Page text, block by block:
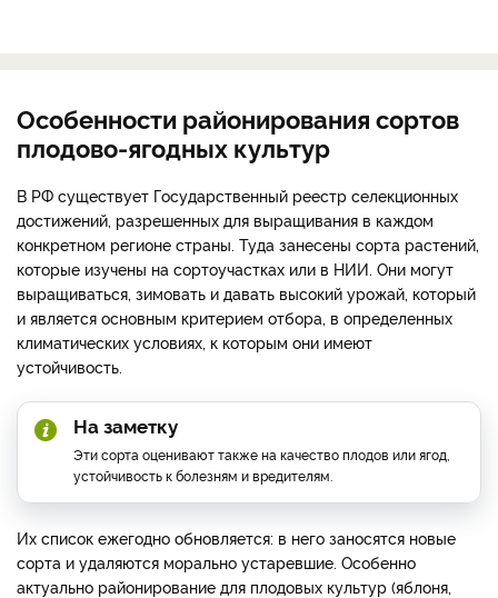
Особенности районирования сортов
плодово-ягодных культур
В РФ существует Государственный реестр селекционных
достижений, разрешенных для выращивания в каждом
конкретном регионе страны. Туда занесены сорта растений,
которые изучены на сортоучастках или в НИИ. Они могут
выращиваться, зимовать и давать высокий урожай, который
и является основным критерием отбора, в определенных
климатических условиях, к которым они имеют
устойчивость.
На заметку
Эти сорта оценивают также на качество плодов или ягод,
устойчивость к болезням и вредителям.
Их список ежегодно обновляется: в него заносятся новые
сорта и удаляются морально устаревшие. Особенно
актуально районирование для плодовых культур (яблоня,